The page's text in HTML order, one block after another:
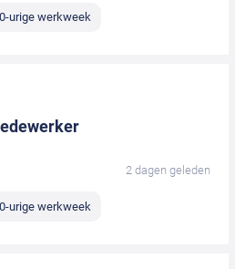
urige werkweek
2 dagen geleden
urige werkweek